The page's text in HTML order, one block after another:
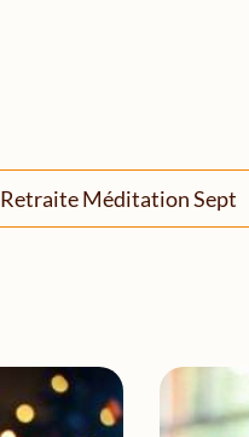
Retraite Méditation Sept